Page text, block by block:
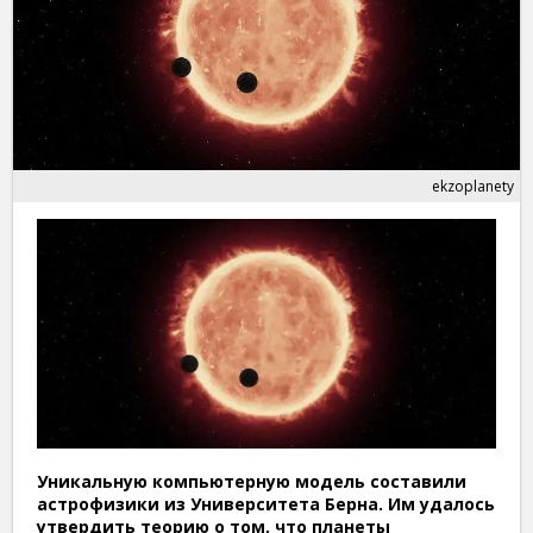
ekzoplanety
Уникальную компьютерную модель составили
астрофизики из Университета Берна. Им удалось
утвердить теорию о том, что планеты